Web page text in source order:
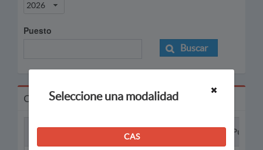
2026
Puesto
Buscar
Convocatorias
Puesto
Seleccione una modalidad
CAS